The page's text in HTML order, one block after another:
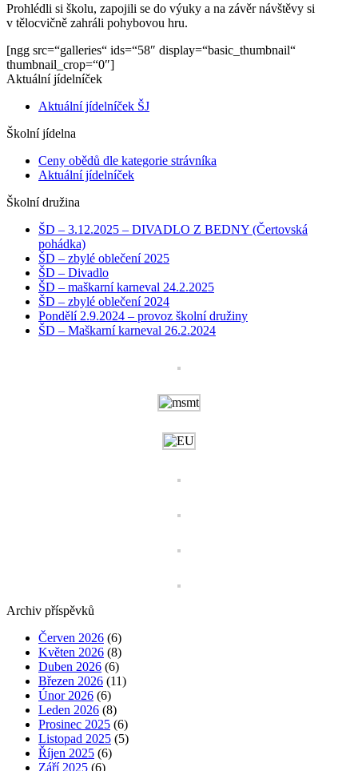
Prohlédli si školu, zapojili se do výuky a na závěr návštěvy si
v tělocvičně zahráli pohybovou hru.
[ngg src=“galleries“ ids=“58″ display=“basic_thumbnail“
thumbnail_crop=“0″]
Aktuální jídelníček
Aktuální jídelníček ŠJ
Školní jídelna
Ceny obědů dle kategorie strávníka
Aktuální jídelníček
Školní družina
ŠD – 3.12.2025 – DIVADLO Z BEDNY (Čertovská
pohádka)
ŠD – zbylé oblečení 2025
ŠD – Divadlo
ŠD – maškarní karneval 24.2.2025
ŠD – zbylé oblečení 2024
Pondělí 2.9.2024 – provoz školní družiny
ŠD – Maškarní karneval 26.2.2024
Archiv příspěvků
Červen 2026 (6)
Květen 2026 (8)
Duben 2026 (6)
Březen 2026 (11)
Únor 2026 (6)
Leden 2026 (8)
Prosinec 2025 (6)
Listopad 2025 (5)
Říjen 2025 (6)
Září 2025 (6)